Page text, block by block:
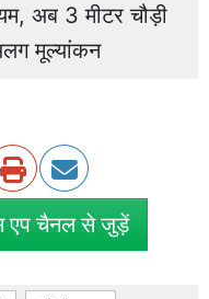
अब 3 मीटर चौड़ी
मूल्यांकन
एप चैनल से जुड़ें